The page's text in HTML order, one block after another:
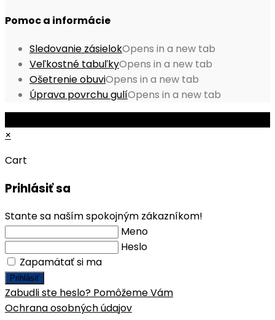
Pomoc a informácie
Sledovanie zásielokOpens in a new tab
Veľkostné tabuľkyOpens in a new tab
Ošetrenie obuviOpens in a new tab
Úprava povrchu gulíOpens in a new tab
×
Cart
Prihlásiť sa
Stante sa naším spokojným zákazníkom!
Meno
Heslo
Zapamätať si ma
Prihlásiť
Zabudli ste heslo? Pomôžeme Vám
Ochrana osobných údajov